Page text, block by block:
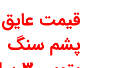
قیمت عایق
پشم سنگ